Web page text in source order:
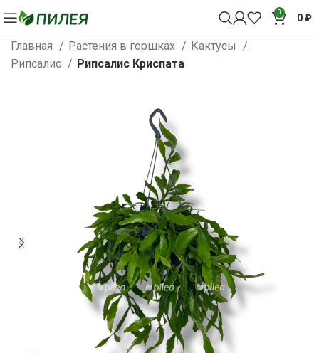
0 0₽
Главная Растения в горшках
Кактусы
Рипсалис
Рипсалис Криспата